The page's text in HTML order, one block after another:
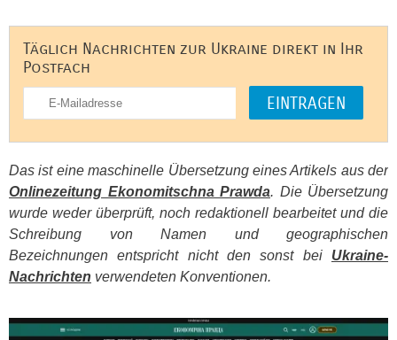
Täglich Nachrichten zur Ukraine direkt in Ihr
Postfach
Das ist eine maschinelle Übersetzung eines Artikels aus der
Onlinezeitung Ekonomitschna Prawda. Die Übersetzung
wurde weder überprüft, noch redaktionell bearbeitet und die
Schreibung von Namen und geographischen
Bezeichnungen entspricht nicht den sonst bei Ukraine-
Nachrichten verwendeten Konventionen.